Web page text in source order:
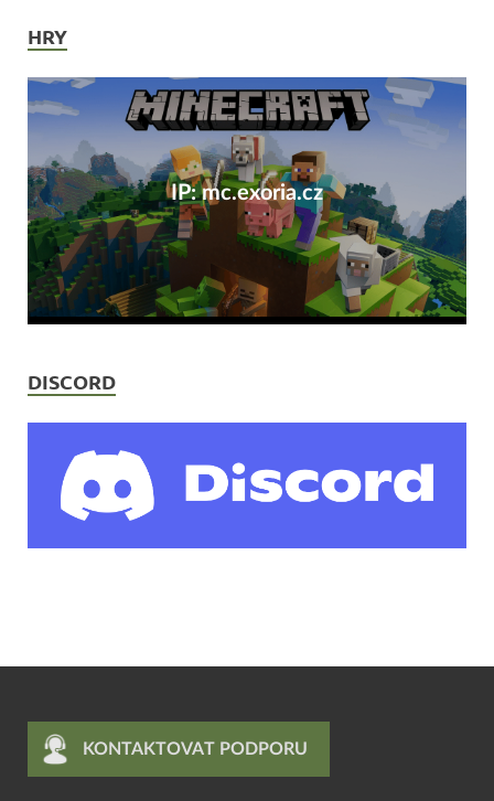
HRY
IP: mc.exoria.cz
DISCORD
KONTAKTOVAT PODPORU